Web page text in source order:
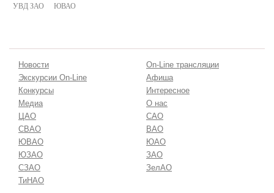
УВД ЗАО
ЮВАО
Новости
On-Line трансляции
Экскурсии On-Line
Афиша
Конкурсы
Интересное
Медиа
О нас
ЦАО
САО
СВАО
ВАО
ЮВАО
ЮАО
ЮЗАО
ЗАО
СЗАО
ЗелАО
ТиНАО